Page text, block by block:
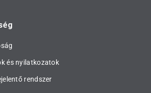
és nyilatkozatok
rendszer